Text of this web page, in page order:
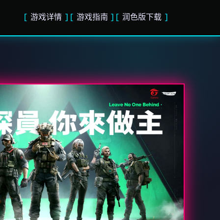
游戏详情 游戏指南 润色版下载